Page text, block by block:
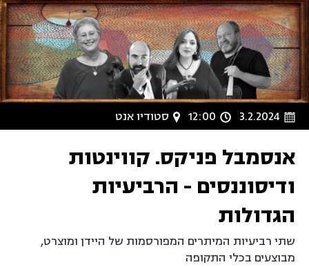
3.2.2024
12:00 סטודיו אנט
אנסמבל פניקס. קווינטות
ודיסוננסים - הרביעיות
הגדולות
שתי רביעיות המיתרים המפורסמות של היידן ומוצרט,
מבוצעים בכלי התקופה